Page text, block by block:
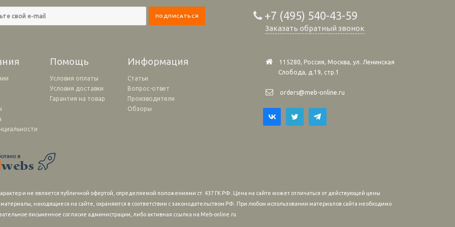
+7 (495) 540-43-59
Заказать обратный звонок
Помощь Информация
Условия оплаты
Условия доставки
Гарантия на товар
Статьи
Вопрос-ответ
Производители
Обзоры
115280, Россия, Москва, ул. Ленинская
Слобода, д.19, стр.1
orders@meb-online.ru
и не является публичной офертой, определяемой положениями ст. 437 ГК РФ. Цена на сайте может отличаться от действующей цены
находящиеся на сайте, охраняются в соответствии с законодательством РФ. При любом использовании материалов сайта необходимо
письменное согласие администрации, либо активная ссылка на Meb-online.ru.